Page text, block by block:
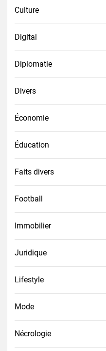
Culture
Digital
Diplomatie
Divers
Économie
Éducation
Faits divers
Football
Immobilier
Juridique
Lifestyle
Mode
Nécrologie